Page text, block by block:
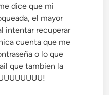
dice que mi
el mayor
intentar recuperar
cuenta que me
o lo que
que tambien la